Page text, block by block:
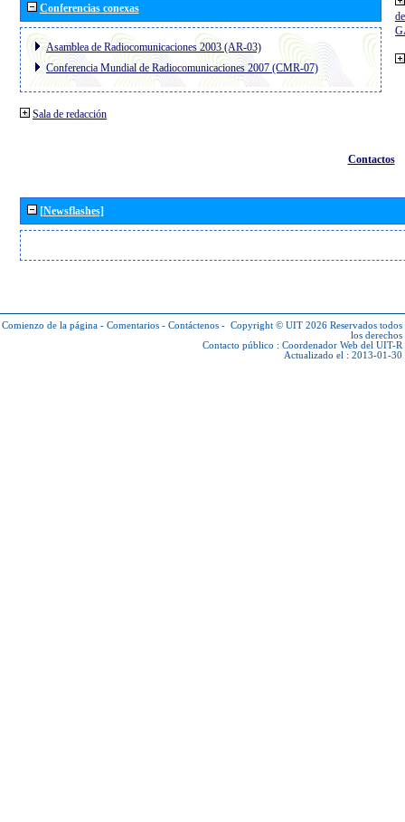
Conferencias conexas
Asamblea de Radiocomunicaciones 2003 (AR-03)
Conferencia Mundial de Radiocomunicaciones 2007 (CMR-07)
Sala de redacción
Contactos
[Newsflashes]
Comienzo de la página - Comentarios - Contáctenos - Copyright © UIT 2026 Reservados todos
los derechos
Contacto público : Coordenador Web del UIT-R
Actualizado el : 2013-01-30